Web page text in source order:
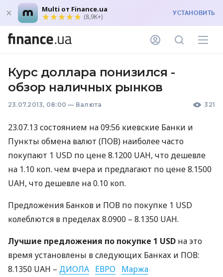
Multi от Finance.ua
(8,9K+) УСТАНОВИТЬ
Курс доллара понизился -
обзор наличных рынков
23.07.2013, 08:00 — Валюта 321
23.07.13 состоянием на 09:56 киевские Банки и
Пункты обмена валют (ПОВ) наиболее часто
покупают 1 USD по цене 8.1200 UAH, что дешевле
на 1.10 коп. чем вчера и предлагают по цене 8.1500
UAH, что дешевле на 0.10 коп.
Предложения Банков и ПОВ по покупке 1 USD
колеблются в пределах 8.0900 – 8.1350 UAH.
Лучшие предложения по покупке 1 USD на это
время установлены в следующих Банках и ПОВ:
8.1350 UAH – ДИОЛА ЕВРО Маржа